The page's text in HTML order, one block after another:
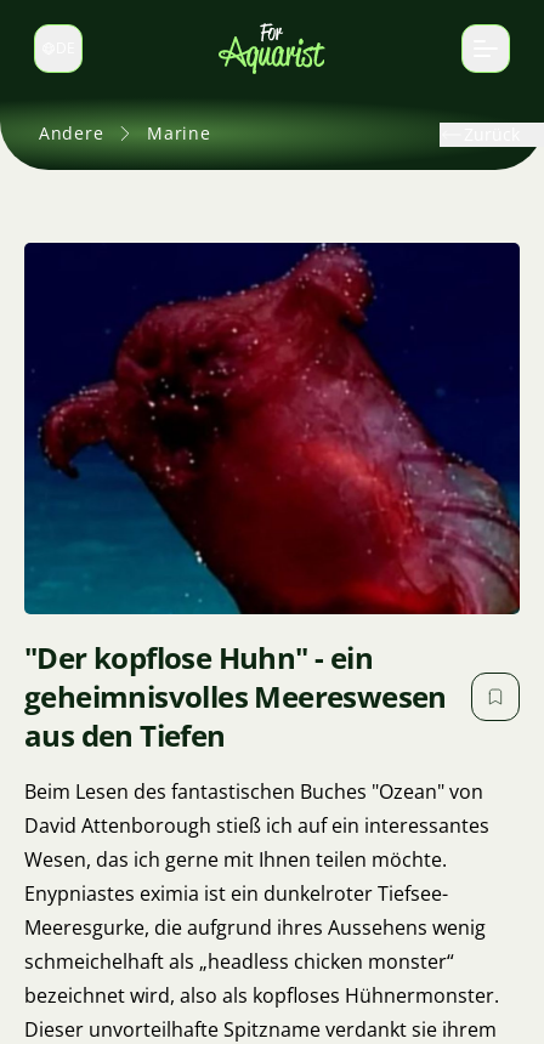
Sprache wechseln
Andere Marine
"Der kopflose Huhn" - ein
geheimnisvolles Meereswesen
aus den Tiefen
Beim Lesen des fantastischen Buches "Ozean" von
David Attenborough stieß ich auf ein interessantes
Wesen, das ich gerne mit Ihnen teilen möchte.
Enypniastes eximia ist ein dunkelroter Tiefsee-
Meeresgurke, die aufgrund ihres Aussehens wenig
schmeichelhaft als „headless chicken monster“
bezeichnet wird, also als kopfloses Hühnermonster.
Dieser unvorteilhafte Spitzname verdankt sie ihrem